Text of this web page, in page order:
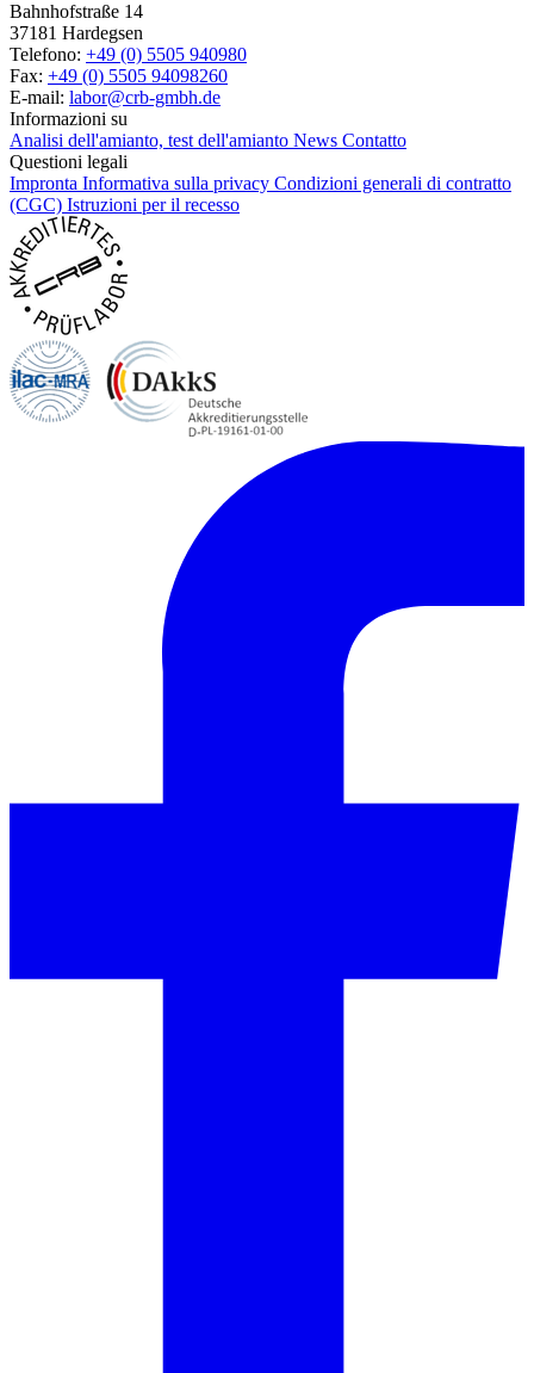
Bahnhofstraße 14
37181 Hardegsen
Telefono: +49 (0) 5505 940980
Fax: +49 (0) 5505 94098260
E-mail: labor@crb-gmbh.de
Informazioni su
Analisi dell'amianto, test dell'amianto News Contatto
Questioni legali
Impronta Informativa sulla privacy Condizioni generali di contratto
(CGC) Istruzioni per il recesso